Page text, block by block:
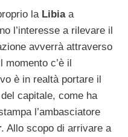
la Libiaa
l’interesse a rilevare il
avverrà attraverso
momento c’è il
è in realtà portare il
capitale, come ha
l’ambasciatore
. Allo scopo di arrivare a